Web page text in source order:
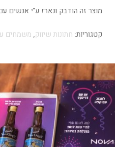
מוצר זה הודבק ונארז ע"י אנשים
קטגוריות: חתונות שיווק, משמחים